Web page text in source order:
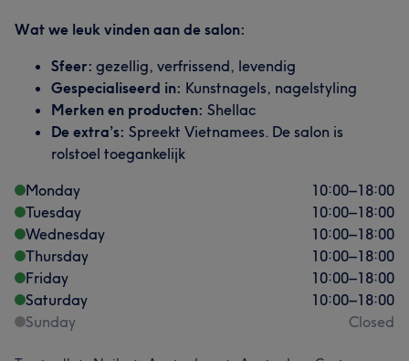
What our customers say about S
Professional
Wat we leuk vinden aan de salon:
Sfeer: gezellig, verfrissend, levendig
Gespecialiseerd in: Kunstnagels, nagelstyling
Merken en producten: Shellac
De extra’s: Spreekt Vietnamees. De salon is
rolstoel toegankelijk
Monday
10:00–18:00
Tuesday
10:00–18:00
Wednesday
10:00–18:00
Thursday
10:00–18:00
Friday
10:00–18:00
Saturday
10:00–18:00
Sunday
Closed